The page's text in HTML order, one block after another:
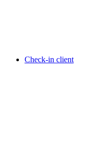
Check-in client